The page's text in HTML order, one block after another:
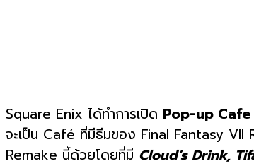
Square Enix ได้ทำการเปิด Pop-up Cafe
จะเป็น Café ที่มีธีมของ Final Fantasy
Remake นี้ด้วยโดยที่มี Cloud’s Drink,